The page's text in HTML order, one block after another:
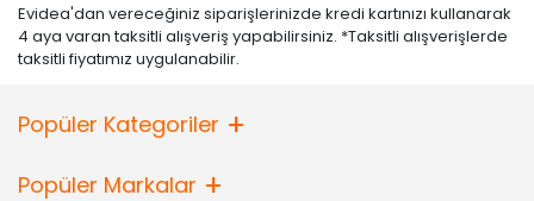
Evidea'dan vereceğiniz siparişlerinizde kredi kartınızı kullanarak
4 aya varan taksitli alışveriş yapabilirsiniz. *Taksitli alışverişlerde
taksitli fiyatımız uygulanabilir.
Popüler Kategoriler
Popüler Markalar